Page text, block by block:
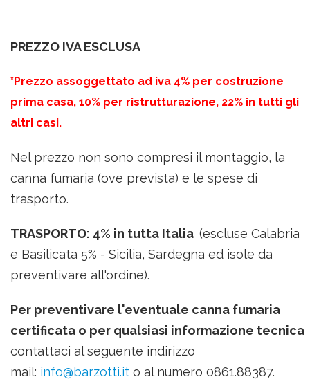
PREZZO IVA ESCLUSA
*Prezzo assoggettato ad iva 4% per costruzione
prima casa, 10% per ristrutturazione, 22% in tutti gli
altri casi.
Nel prezzo non sono compresi il montaggio, la
canna fumaria (ove prevista) e le spese di
trasporto.
TRASPORTO: 4% in tutta Italia (escluse Calabria
e Basilicata 5% - Sicilia, Sardegna ed isole da
preventivare all'ordine).
Per preventivare l'eventuale canna fumaria
certificata o per qualsiasi informazione tecnica
contattaci al seguente indirizzo
mail: info@barzotti.it o al numero 0861.88387.